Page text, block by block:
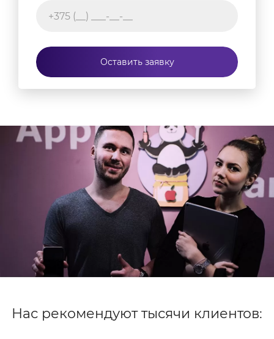
Оставить заявку
Нас рекомендуют тысячи клиентов: